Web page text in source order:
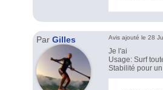
Par Gilles Avis ajouté le 28
Je l'ai
Usage: Surf
Stabilité pour